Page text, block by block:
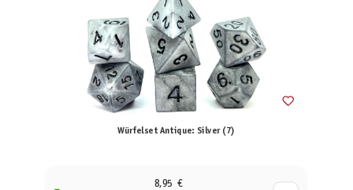
Würfelset Antique: Silver (7)
8,95 €